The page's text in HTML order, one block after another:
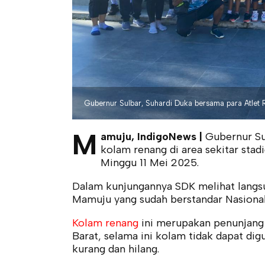
Gubernur Sulbar, Suhardi Duka bersama para Atlet
M amuju, IndigoNews | Gubernur
kolam renang di area sekitar
Minggu 11 Mei 2025.
Dalam kunjungannya SDK melihat
Mamuju yang sudah berstandar
Kolam renang ini merupakan
Barat, selama ini kolam tidak dapat
kurang dan hilang.